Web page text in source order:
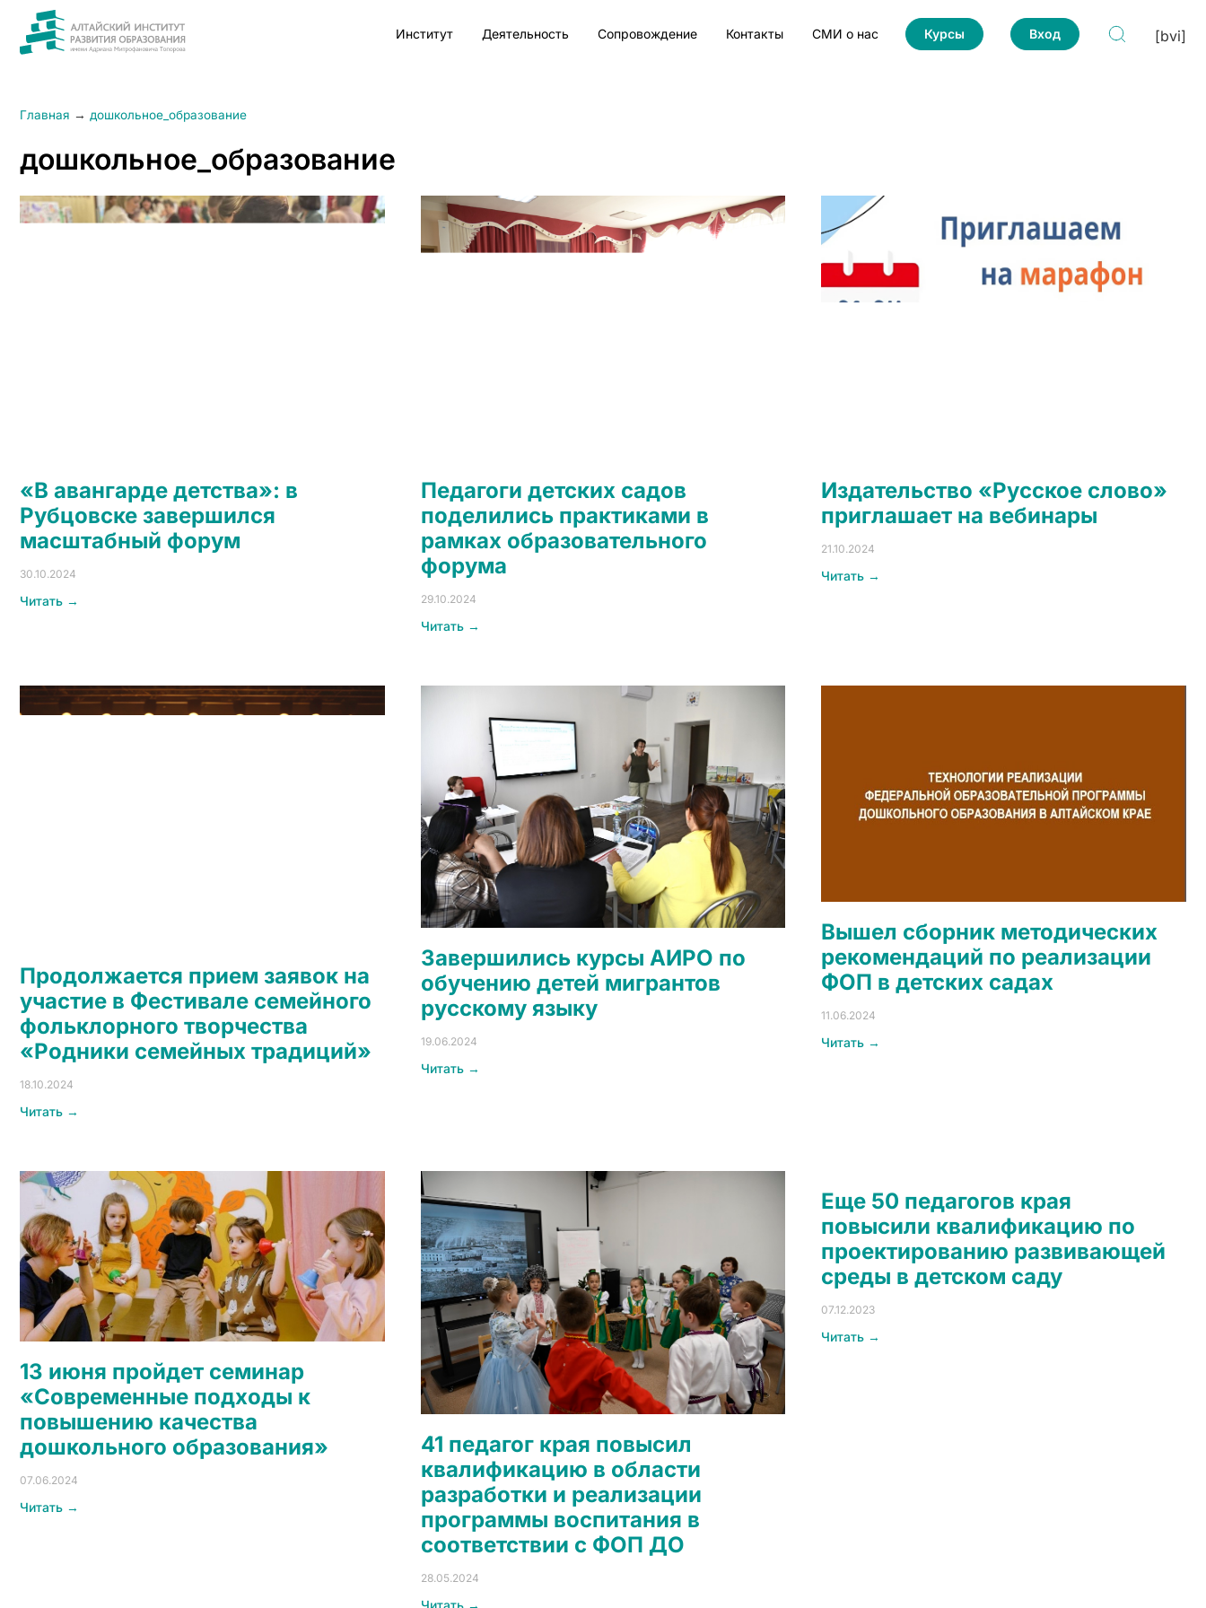
Институт Деятельность Сопровождение Контакты СМИ о нас Курсы Вход [bvi]
Главная → дошкольное_образование
дошкольное_образование
«В авангарде детства»: в
Рубцовске завершился
масштабный форум
30.10.2024
Читать →
Педагоги детских садов
поделились практиками в
рамках образовательного
форума
29.10.2024
Читать →
Издательство «Русское слово»
приглашает на вебинары
21.10.2024
Читать →
Продолжается прием заявок на
участие в Фестивале семейного
фольклорного творчества
«Родники семейных традиций»
18.10.2024
Читать →
Завершились курсы АИРО по
обучению детей мигрантов
русскому языку
19.06.2024
Читать →
Вышел сборник методических
рекомендаций по реализации
ФОП в детских садах
11.06.2024
Читать →
13 июня пройдет семинар
«Современные подходы к
повышению качества
дошкольного образования»
07.06.2024
Читать →
41 педагог края повысил
квалификацию в области
разработки и реализации
программы воспитания в
соответствии с ФОП ДО
28.05.2024
Читать →
Еще 50 педагогов края
повысили квалификацию по
проектированию развивающей
среды в детском саду
07.12.2023
Читать →